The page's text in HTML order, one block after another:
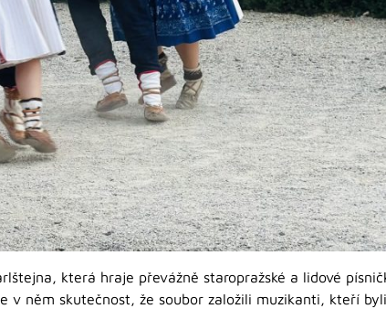
která hraje převážně staropražské a lidové
v něm skutečnost, že soubor založili muzikanti, kteří